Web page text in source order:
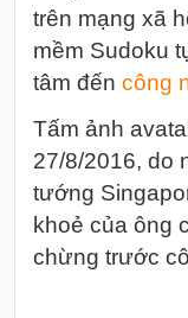
trên mạng xã
mềm Sudoku
tâm đến công
Tấm ảnh
27/8/2016, do
tướng
khoẻ của ông
chừng trước